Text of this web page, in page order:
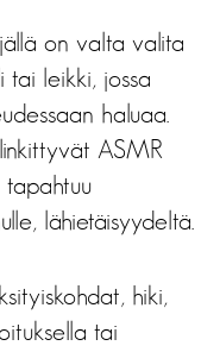
on valta valita
tai leikki, jossa
haluaa.
ASMR
tapahtuu
lähietäisyydeltä.
hiki,
tai